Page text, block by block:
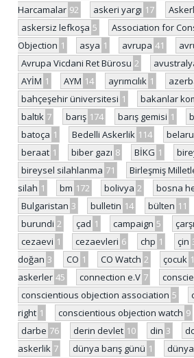
Harcamalar 92 askeri yargı 17
askersiz lefkoşa 5
Association for
Objection 1 asya 1 avrupa 41
Avrupa Vicdani Ret Bürosu 2
AYİM 1 AYM 14 ayrımcılık 1
bahçeşehir üniversitesi 1 bakanlar
baltık 7 barış 174 barış gemisi 1
batoça 1 Bedelli Askerlik 114
beraat 1 biber gazı 8 BİKG 1
bireysel silahlanma 71 Birleşmiş
silah 1 bm 172 bolivya 2 bosna
Bulgaristan 3 bulletin 14 bülten 11
burundi 2 çad 1 campaign 5 çarşı
cezaevi 1 cezaevleri 6 chp 1 çin
doğan 3 CO 1 CO Watch 2 çocuk
askerler 45 connection e.V 7
conscientious objection association 5
right 1 conscientious objection watch 9
darbe 76 derin devlet 10 din 3
askerlik 7 dünya barış günü 1